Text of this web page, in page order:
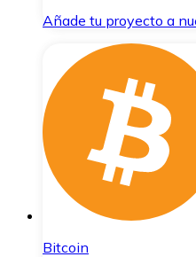
Añade tu proyecto a
Bitcoin